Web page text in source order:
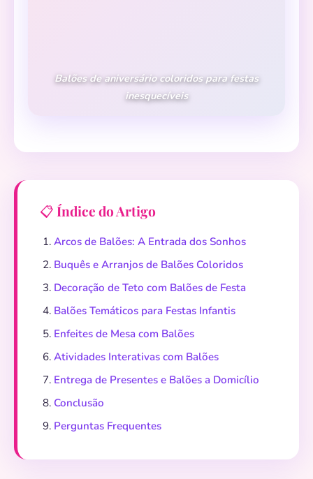
Balões de aniversário coloridos para festas
inesquecíveis
📋 Índice do Artigo
Arcos de Balões: A Entrada dos Sonhos
Buquês e Arranjos de Balões Coloridos
Decoração de Teto com Balões de Festa
Balões Temáticos para Festas Infantis
Enfeites de Mesa com Balões
Atividades Interativas com Balões
Entrega de Presentes e Balões a Domicílio
Conclusão
Perguntas Frequentes